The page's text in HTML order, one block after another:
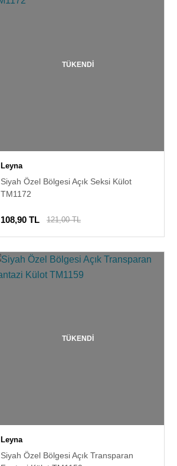
TÜKENDİ
Leyna
Siyah Özel Bölgesi Açık Seksi Külot
TM1172
108,90 TL 121,00 TL
TÜKENDİ
Leyna
Siyah Özel Bölgesi Açık Transparan